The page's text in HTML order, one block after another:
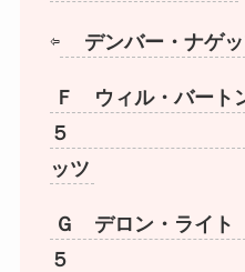
⇦ デンバー・ナゲ
Ｆ ウィル・バート
５ ⇦ デン
ッツ
Ｇ デロン・ライ
５ ⇦